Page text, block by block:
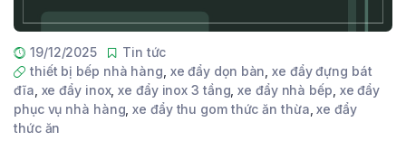
19/12/2025
Tin tức
thiết bị bếp nhà hàng xe đẩy dọn bàn ,xe đẩy đựng bát
đĩa xe đẩy inox,xe đẩy inox 3 tầng ,xe đẩy nhà bếp xe đẩy
phục vụ nhà hàng ,xe đẩy thu gom thức ăn thừa ,xe đẩy
thức ăn